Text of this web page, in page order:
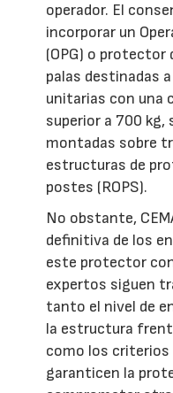
operador. El
incorporar un
(OPG) o protector
palas destinadas
unitarias con una
superior a 700 kg,
montadas sobre
estructuras de
postes (ROPS).
No obstante,
definitiva de los
este protector
expertos siguen
tanto el nivel de
la estructura
como los criterios
garanticen la